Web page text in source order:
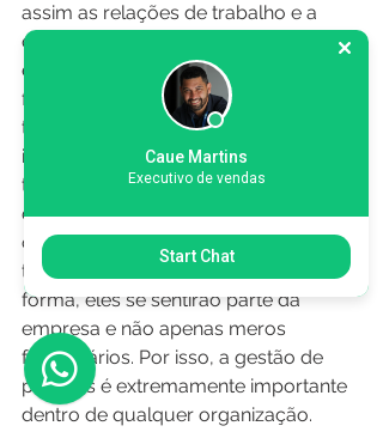
assim as relações de trabalho e a
qualidade do trabalho final será
exponencialmente melhor. Dessa
forma, estimular encontros informais
todo mês é uma excelente forma de
integrar todos os setores. Além disso
tudo, é essencial que a comunicação
dos gestores para com os
colaboradores seja linear,
transparente e clara, pois, dessa
forma, eles se sentirão parte da
empresa e não apenas meros
funcionários. Por isso, a gestão de
pessoas é extremamente importante
dentro de qualquer organização.
Caue Martins
Executivo de vendas
Start Chat